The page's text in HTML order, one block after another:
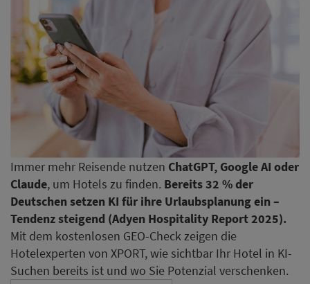
Immer mehr Reisende nutzen ChatGPT, Google AI oder
Claude, um Hotels zu finden. Bereits 32 % der
Deutschen setzen KI für ihre Urlaubsplanung ein –
Tendenz steigend (Adyen Hospitality Report 2025).
Mit dem kostenlosen GEO-Check zeigen die
Hotelexperten von XPORT, wie sichtbar Ihr Hotel in KI-
Suchen bereits ist und wo Sie Potenzial verschenken.